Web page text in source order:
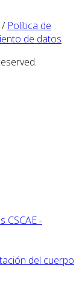
/ Política de
de datos
CSCAE -
del cuerpo